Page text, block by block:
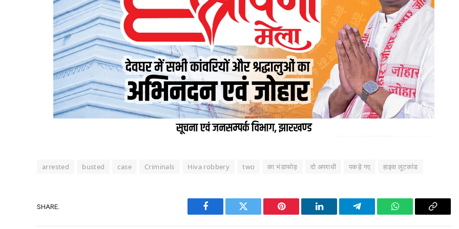
arrested busted case Criminals Hiva robbery two का भंडाफोड़ दो अपराधी पकड़े गए हाइवा लूटकांड
SHARE.
Facebook Twitter Pinterest LinkedIn Telegram WhatsAppCopy